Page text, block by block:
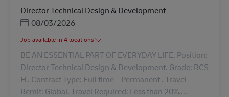
Director Technical Design & Development
Posted Date
08/03/2026
Job available in 4 locations
BE AN ESSENTIAL PART OF EVERYDAY LIFE. Position:
Director Technical Design & Development. Grade: RCS
H . Contract Type: Full time – Permanent . Travel
Remit: Global. Travel Required: Less than 20%....